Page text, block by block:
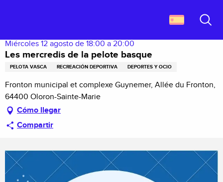
principal
Miércoles 12 agosto de 18:00 a 20:00
Les mercredis de la pelote basque
PELOTA VASCA RECREACIÓN DEPORTIVA DEPORTES Y OCIO
Fronton municipal et complexe Guynemer, Allée du Fronton,
64400 Oloron-Sainte-Marie
Cómo llegar
Compartir